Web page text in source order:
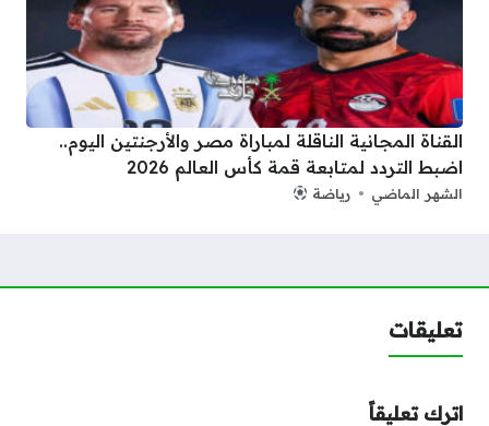
القناة المجانية الناقلة لمباراة مصر والأرجنتين اليوم..
اضبط التردد لمتابعة قمة كأس العالم 2026
الشهر الماضي رياضة
تعليقات
اترك تعليقاً